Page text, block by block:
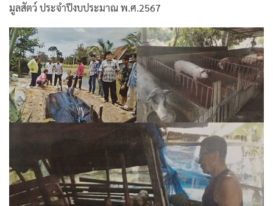
มูลสัตว์ ประจำปีงบประมาณ พ.ศ.2567